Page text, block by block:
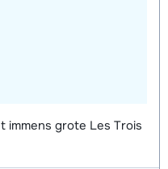
immens grote Les Trois